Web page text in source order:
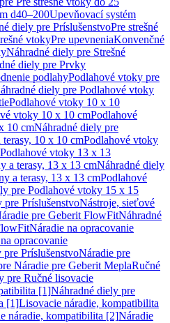
d40–200Upevňovací systém
diely pre PríslušenstvoPre strešné
vtokyPre upevneniaKonvenčné
Náhradné diely pre Strešné
diely pre Prvky
podlahyPodlahové vtoky pre
diely pre Podlahové vtoky
Podlahové vtoky 10 x 10
vtoky 10 x 10 cmPodlahové
10 cmNáhradné diely pre
10 x 10 cmPodlahové vtoky
vtoky 13 x 13
a terasy, 13 x 13 cmNáhradné diely
a terasy, 13 x 13 cmPodlahové
pre Podlahové vtoky 15 x 15
pre PríslušenstvoNástroje, sieťové
pre Geberit FlowFitNáhradné
Náradie na opracovanie
opracovanie
PríslušenstvoNáradie pre
Náradie pre Geberit MeplaRučné
pre Ručné lisovacie
[1]Náhradné diely pre
[1]Lisovacie náradie, kompatibilita
náradie, kompatibilita [2]Náradie